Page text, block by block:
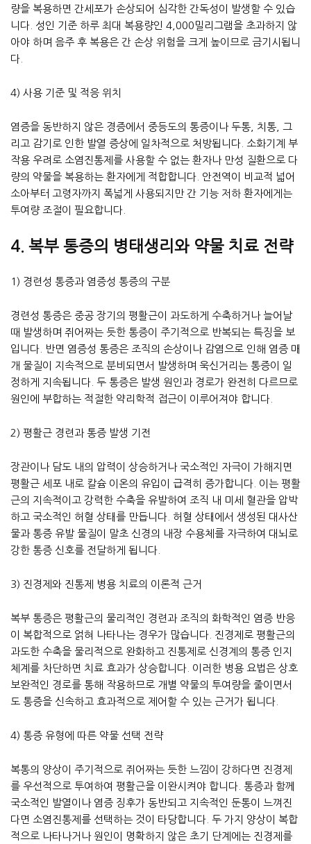
량을 복용하면 간세포가 손상되어 심각한 간독성이 발생할 수 있습
니다. 성인 기준 하루 최대 복용량인 4,000밀리그램을 초과하지 않
아야 하며 음주 후 복용은 간 손상 위험을 크게 높이므로 금기시됩니
다.
4) 사용 기준 및 적응 위치
염증을 동반하지 않은 경증에서 중등도의 통증이나 두통, 치통, 그
리고 감기로 인한 발열 증상에 일차적으로 처방됩니다. 소화기계 부
작용 우려로 소염진통제를 사용할 수 없는 환자나 만성 질환으로 다
량의 약물을 복용하는 환자에게 적합합니다. 안전역이 비교적 넓어
소아부터 고령자까지 폭넓게 사용되지만 간 기능 저하 환자에게는
투여량 조절이 필요합니다.
4. 복부 통증의 병태생리와 약물 치료 전략
1) 경련성 통증과 염증성 통증의 구분
경련성 통증은 중공 장기의 평활근이 과도하게 수축하거나 늘어날
때 발생하며 쥐어짜는 듯한 통증이 주기적으로 반복되는 특징을 보
입니다. 반면 염증성 통증은 조직의 손상이나 감염으로 인해 염증 매
개 물질이 지속적으로 분비되면서 발생하며 욱신거리는 통증이 일
정하게 지속됩니다. 두 통증은 발생 원인과 경로가 완전히 다르므로
원인에 부합하는 적절한 약리학적 접근이 이루어져야 합니다.
2) 평활근 경련과 통증 발생 기전
장관이나 담도 내의 압력이 상승하거나 국소적인 자극이 가해지면
평활근 세포 내로 칼슘 이온의 유입이 급격히 증가합니다. 이는 평활
근의 지속적이고 강력한 수축을 유발하여 조직 내 미세 혈관을 압박
하고 국소적인 허혈 상태를 만듭니다. 허혈 상태에서 생성된 대사산
물과 통증 유발 물질이 말초 신경의 내장 수용체를 자극하여 대뇌로
강한 통증 신호를 전달하게 됩니다.
3) 진경제와 진통제 병용 치료의 이론적 근거
복부 통증은 평활근의 물리적인 경련과 조직의 화학적인 염증 반응
이 복합적으로 얽혀 나타나는 경우가 많습니다. 진경제로 평활근의
과도한 수축을 물리적으로 완화하고 진통제로 신경계의 통증 인지
체계를 차단하면 치료 효과가 상승합니다. 이러한 병용 요법은 상호
보완적인 경로를 통해 작용하므로 개별 약물의 투여량을 줄이면서
도 통증을 신속하고 효과적으로 제어할 수 있는 근거가 됩니다.
4) 통증 유형에 따른 약물 선택 전략
복통의 양상이 주기적으로 쥐어짜는 듯한 느낌이 강하다면 진경제
를 우선적으로 투여하여 평활근을 이완시켜야 합니다. 통증과 함께
국소적인 발열이나 염증 징후가 동반되고 지속적인 둔통이 느껴진
다면 소염진통제를 선택하는 것이 타당합니다. 두 가지 양상이 복합
적으로 나타나거나 원인이 명확하지 않은 초기 단계에는 진경제를